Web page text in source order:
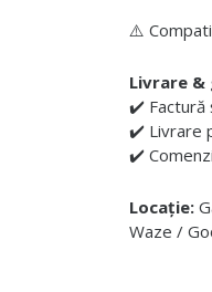
⚠️
Livrare &
✔️ Factură
✔️ Livrare
✔️
Locație:
Waze /